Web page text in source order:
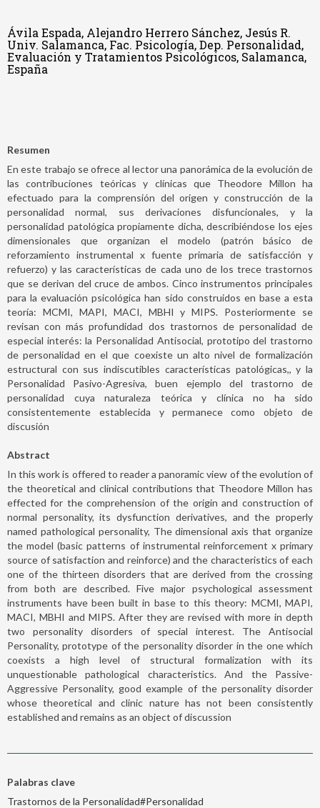
Ávila Espada, Alejandro Herrero Sánchez, Jesús R.
Univ. Salamanca, Fac. Psicología, Dep. Personalidad,
Evaluación y Tratamientos Psicológicos, Salamanca,
España
Resumen
En este trabajo se ofrece al lector una panorámica de la evolución de
las contribuciones teóricas y clínicas que Theodore Millon ha
efectuado para la comprensión del origen y construcción de la
personalidad normal, sus derivaciones disfuncionales, y la
personalidad patológica propiamente dicha, describiéndose los ejes
dimensionales que organizan el modelo (patrón básico de
reforzamiento instrumental x fuente primaria de satisfacción y
refuerzo) y las características de cada uno de los trece trastornos
que se derivan del cruce de ambos. Cinco instrumentos principales
para la evaluación psicológica han sido construidos en base a esta
teoría: MCMI, MAPI, MACI, MBHI y MIPS. Posteriormente se
revisan con más profundidad dos trastornos de personalidad de
especial interés: la Personalidad Antisocial, prototipo del trastorno
de personalidad en el que coexiste un alto nivel de formalización
estructural con sus indiscutibles características patológicas,, y la
Personalidad Pasivo-Agresiva, buen ejemplo del trastorno de
personalidad cuya naturaleza teórica y clínica no ha sido
consistentemente establecida y permanece como objeto de
discusión
Abstract
In this work is offered to reader a panoramic view of the evolution of
the theoretical and clinical contributions that Theodore Millon has
effected for the comprehension of the origin and construction of
normal personality, its dysfunction derivatives, and the properly
named pathological personality, The dimensional axis that organize
the model (basic patterns of instrumental reinforcement x primary
source of satisfaction and reinforce) and the characteristics of each
one of the thirteen disorders that are derived from the crossing
from both are described. Five major psychological assessment
instruments have been built in base to this theory: MCMI, MAPI,
MACI, MBHI and MIPS. After they are revised with more in depth
two personality disorders of special interest. The Antisocial
Personality, prototype of the personality disorder in the one which
coexists a high level of structural formalization with its
unquestionable pathological characteristics. And the Passive-
Aggressive Personality, good example of the personality disorder
whose theoretical and clinic nature has not been consistently
established and remains as an object of discussion
Palabras clave
Trastornos de la Personalidad#Personalidad